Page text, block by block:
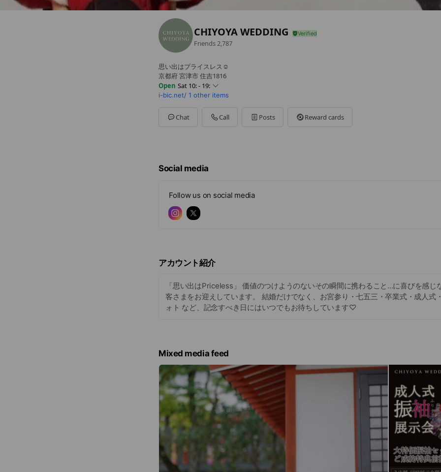
CHIYOYA WEDDING
Friends 2,787
思い出はプライスレス☺︎
京都府 宮津市 住吉1816
Open Sat 10: - 19:
Sun10: - 19:
Tue00:00 - 00:00
i-bic.net/ 1 other items
Chat Call Posts Reward cards
Social media
Follow us on social media
アカウント紹介
「思い出はPriceless」 価値のつけようのないその瞬間に携わること...に喜びを感じ
客さまをお迎えしています。 結婚だけでなく、お宮参り・七五三・卒業式・成人式
ォト など、記念すべき日にはいつでもお待ちしています♡
Mixed media feed